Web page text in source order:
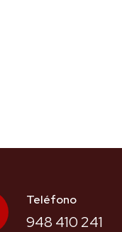
Teléfono
948 410 241